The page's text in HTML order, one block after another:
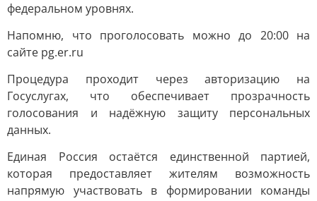
федеральном уровнях.
Напомню, что проголосовать можно до 20:00 на
сайте pg.er.ru
Процедура проходит через авторизацию на
Госуслугах, что обеспечивает прозрачность
голосования и надёжную защиту персональных
данных.
Единая Россия остаётся единственной партией,
которая предоставляет жителям возможность
напрямую участвовать в формировании команды